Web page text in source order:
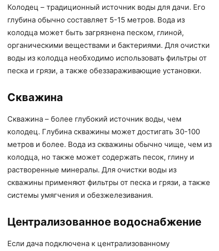
Колодец – традиционный источник воды для дачи. Его
глубина обычно составляет 5-15 метров. Вода из
колодца может быть загрязнена песком, глиной,
органическими веществами и бактериями. Для очистки
воды из колодца необходимо использовать фильтры от
песка и грязи, а также обеззараживающие установки.
Скважина
Скважина – более глубокий источник воды, чем
колодец. Глубина скважины может достигать 30-100
метров и более. Вода из скважины обычно чище, чем из
колодца, но также может содержать песок, глину и
растворенные минералы. Для очистки воды из
скважины применяют фильтры от песка и грязи, а также
системы умягчения и обезжелезивания.
Централизованное водоснабжение
Если дача подключена к централизованному